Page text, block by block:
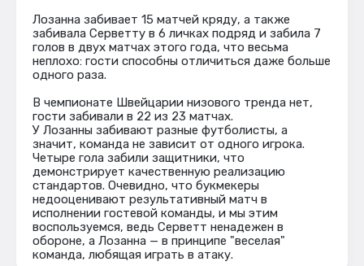
Лозанна забивает 15 матчей кряду, а также
забивала Серветту в 6 личках подряд и забила 7
голов в двух матчах этого года, что весьма
неплохо: гости способны отличиться даже больше
одного раза.
В чемпионате Швейцарии низового тренда нет,
гости забивали в 22 из 23 матчах.
У Лозанны забивают разные футболисты, а
значит, команда не зависит от одного игрока.
Четыре гола забили защитники, что
демонстрирует качественную реализацию
стандартов. Очевидно, что букмекеры
недооценивают результативный матч в
исполнении гостевой команды, и мы этим
воспользуемся, ведь Серветт ненадежен в
обороне, а Лозанна — в принципе "веселая"
команда, любящая играть в атаку.